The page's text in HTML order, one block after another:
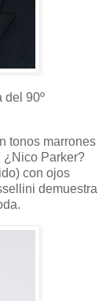
del 90º
tonos marrones
¿Nico Parker?
con ojos
demuestra